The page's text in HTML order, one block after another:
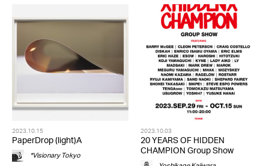
2023.10.15
PaperDrop (light)A
*Visionary Tokyo
2023.10.03
20 YEARS OF HIDDEN
CHAMPION Group Show